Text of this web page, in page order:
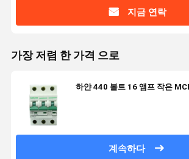
지금 연락
가장 저렴 한 가격 으로
하얀 440 볼트 16 앰프 작은
계속하다